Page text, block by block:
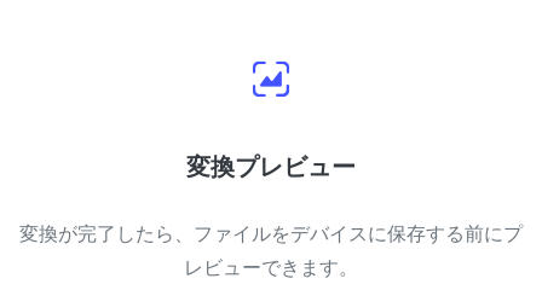
変換プレビュー
変換が完了したら、ファイルをデバイスに保存する前にプ
レビューできます。